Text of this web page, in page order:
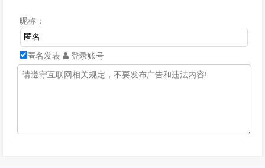
昵称：
匿名发表 登录账号